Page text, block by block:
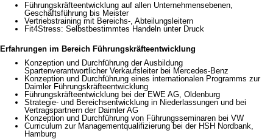
Führungskräfteentwicklung auf allen Unternehmensebenen,
Geschäftsführung bis Meister
Vertriebstraining mit Bereichs-, Abteilungsleitern
Fit4Stress: Selbstbestimmtes Handeln unter Druck
Erfahrungen im Bereich Führungskräfteentwicklung
Konzeption und Durchführung der Ausbildung
Spartenverantwortlicher Verkaufsleiter bei Mercedes-Benz
Konzeption und Durchführung eines internationalen Programms zur
Daimler Führungskräfteentwicklung
Führungskräfteentwicklung bei der EWE AG, Oldenburg
Strategie- und Bereichsentwicklung in Niederlassungen und bei
Vertragspartnern der Daimler AG
Konzeption und Durchführung von Führungsseminaren bei VW
Curriculum zur Managementqualifizierung bei der HSH Nordbank,
Hamburg